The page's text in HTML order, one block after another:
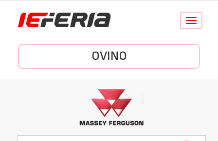
Conmutar
OVINO